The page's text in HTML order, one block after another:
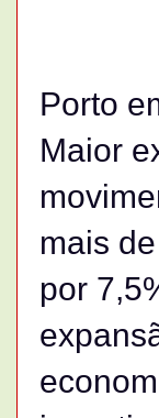
Porto
Maior
mais
por